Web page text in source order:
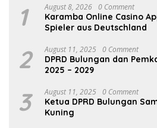
1 August 8, 2026 0 Comment
Karamba Online Casino
Spieler aus Deutschland
2 August 11, 2025 0 Comment
DPRD Bulungan dan
2025 – 2029
3 August 11, 2025 0 Comment
Ketua DPRD Bulungan
Kuning